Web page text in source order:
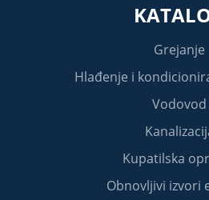
Grejanje
Hlađenje i
Vodovod
Kupatilska
Obnovljivi izvori